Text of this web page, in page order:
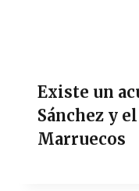
Existe un
Sánchez y
Marruecos